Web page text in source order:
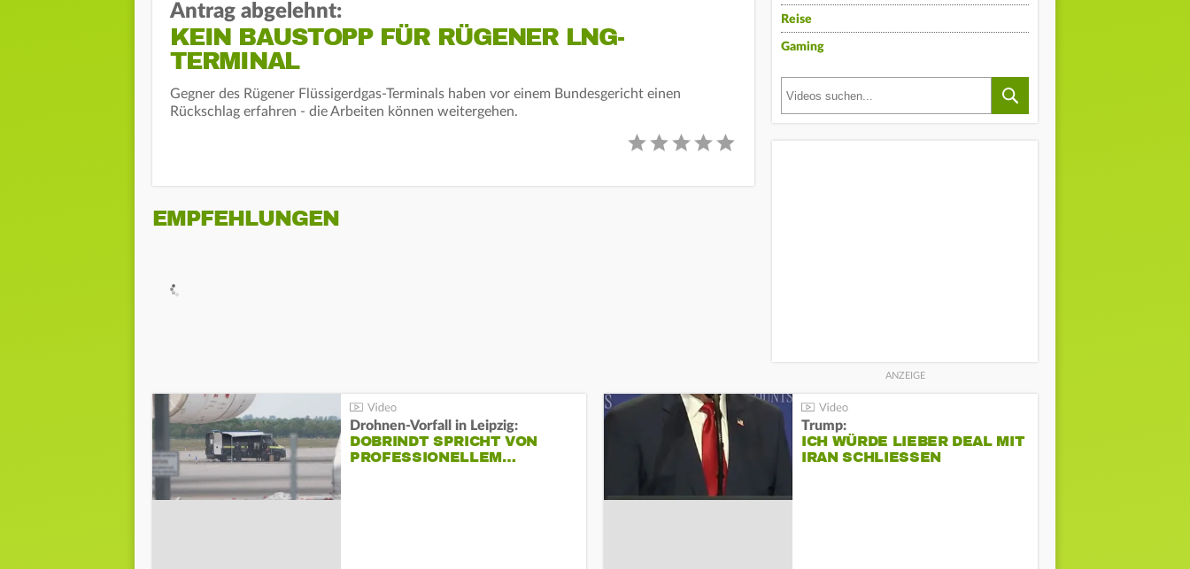
Antrag abgelehnt:
KEIN BAUSTOPP FÜR RÜGENER LNG-
TERMINAL
Gegner des Rügener Flüssigerdgas-Terminals haben vor einem Bundesgericht einen
Rückschlag erfahren - die Arbeiten können weitergehen.
EMPFEHLUNGEN
Reise
Gaming
Drohnen-Vorfall in Leipzig:
DOBRINDT SPRICHT VON
PROFESSIONELLEM…
Trump:
ICH WÜRDE LIEBER DEAL MIT
IRAN SCHLIESSEN